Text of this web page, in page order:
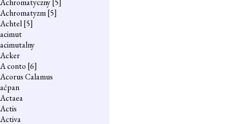
Achromatyczny[5]
Achromatyzm[5]
Achtel[5]
acimut
acimutalny
Acker
A conto [6]
Acorus Calamus
aćpan
Actaea
Actis
Activa